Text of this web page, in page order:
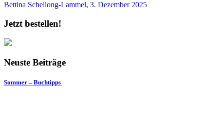
Bettina Schellong-Lammel, 3. Dezember 2025
Jetzt bestellen!
Neuste Beiträge
Sommer – Buchtipps